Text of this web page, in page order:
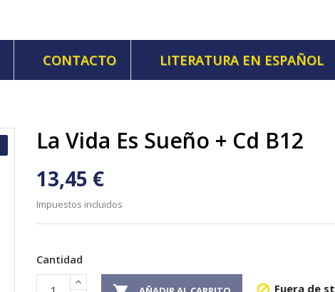
CONTACTO LITERATURA EN ESPAÑOL
La Vida Es Sueño + Cd B12
13,45 €
Impuestos incluidos
Cantidad
Fuera de